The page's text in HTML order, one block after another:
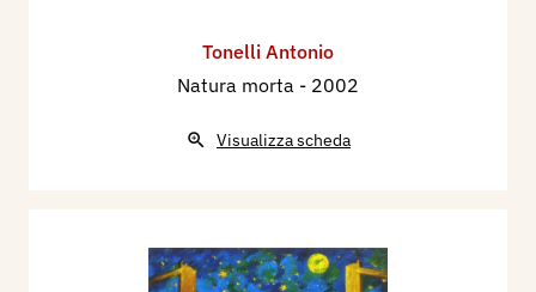
Tonelli Antonio
Natura morta - 2002
Visualizza scheda